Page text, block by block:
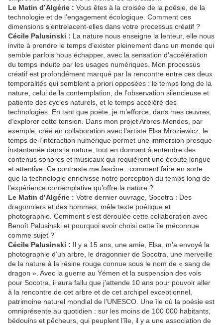
Le Matin d’Algérie : Vous êtes à la croisée de la poésie, de la
technologie et de l’engagement écologique. Comment ces
dimensions s’entrelacent-elles dans votre processus créatif ?
Cécile Palusinski : La nature nous enseigne la lenteur, elle nous
invite à prendre le temps d’exister pleinement dans un monde qui
semble parfois nous échapper, avec la sensation d’accélération
du temps induite par les usages numériques. Mon processus
créatif est profondément marqué par la rencontre entre ces deux
temporalités qui semblent a priori opposées : le temps long de la
nature, celui de la contemplation, de l’observation silencieuse et
patiente des cycles naturels, et le temps accéléré des
technologies. En tant que poète, je m’efforce, dans mes œuvres,
d’explorer cette tension. Dans mon projet Arbres-Mondes, par
exemple, créé en collaboration avec l’artiste Elsa Mroziewicz, le
temps de l’interaction numérique permet une immersion presque
instantanée dans la nature, tout en donnant à entendre des
contenus sonores et musicaux qui requièrent une écoute longue
et attentive. Ce contraste me fascine : comment faire en sorte
que la technologie enrichisse notre perception du temps long de
l’expérience contemplative qu’offre la nature ?
Le Matin d’Algérie : Votre dernier ouvrage, Socotra : Des
dragonniers et des hommes, mêle texte poétique et
photographie. Comment s’est déroulée cette collaboration avec
Benoît Palusinski et pourquoi avoir choisi cette île méconnue
comme sujet ?
Cécile Palusinski : Il y a 15 ans, une amie, Elsa, m’a envoyé la
photographie d’un arbre, le dragonnier de Socotra, une merveille
de la nature à la résine rouge connue sous le nom de « sang de
dragon ». Avec la guerre au Yémen et la suspension des vols
pour Socotra, il aura fallu que j’attende 10 ans pour pouvoir aller
à la rencontre de cet arbre et de cet archipel exceptionnel,
patrimoine naturel mondial de l’UNESCO. Une île où la poésie est
omniprésente au quotidien : sur les moins de 100 000 habitants,
bédouins et pêcheurs, qui peuplent l’île, il y a une association de